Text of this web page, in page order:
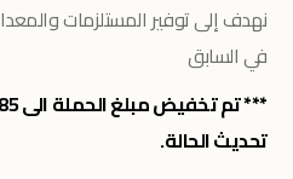
نهدف إلى توفيرالمستلزمات
في السابق
تحديث الحالة.